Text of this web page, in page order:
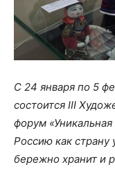
С 24 января по 5
состоится III
форум
Россию как страну
бережно хранит и